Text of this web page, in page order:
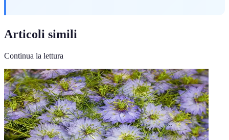
Articoli simili
Continua la lettura